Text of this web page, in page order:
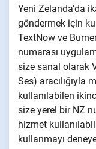
Yeni Zelanda'da
göndermek için
TextNow ve
numarası
size sanal olarak
Ses) aracılığıyla
kullanılabilen
size yerel bir NZ
hizmet
kullanmayı